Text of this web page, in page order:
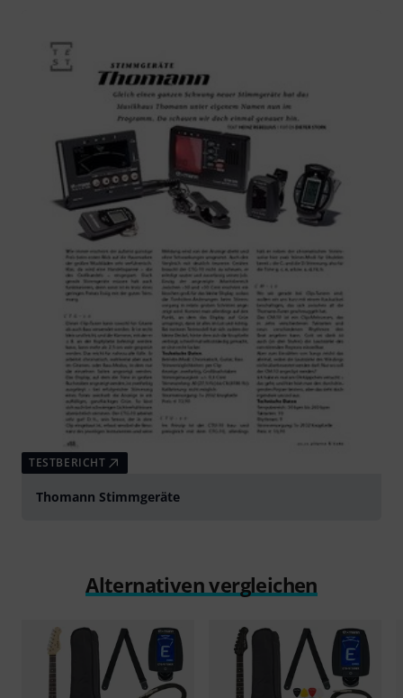
TESTBERICHT
Thomann Stimmgeräte
Alternativen vergleichen